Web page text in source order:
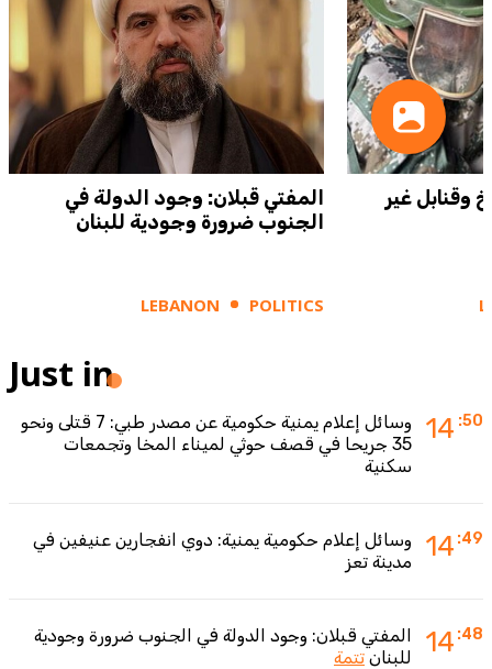
المفتي قبلان: وجود الدولة في
الجنوب ضرورة وجودية للبنان
LEBANON POLITICS
وقنابل غير
Just in
14 :50
وسائل إعلام يمنية حكومية عن مصدر طبي: 7 قتلى ونحو
35 جريحا في قصف حوثي لميناء المخا وتجمعات
سكنية
14 :49
وسائل إعلام حكومية يمنية: دوي انفجارين عنيفين في
مدينة تعز
14 :48
المفتي قبلان: وجود الدولة في الجنوب ضرورة وجودية
للبنان تتمة